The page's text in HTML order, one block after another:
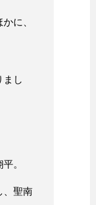
に、
まし
。
、聖南